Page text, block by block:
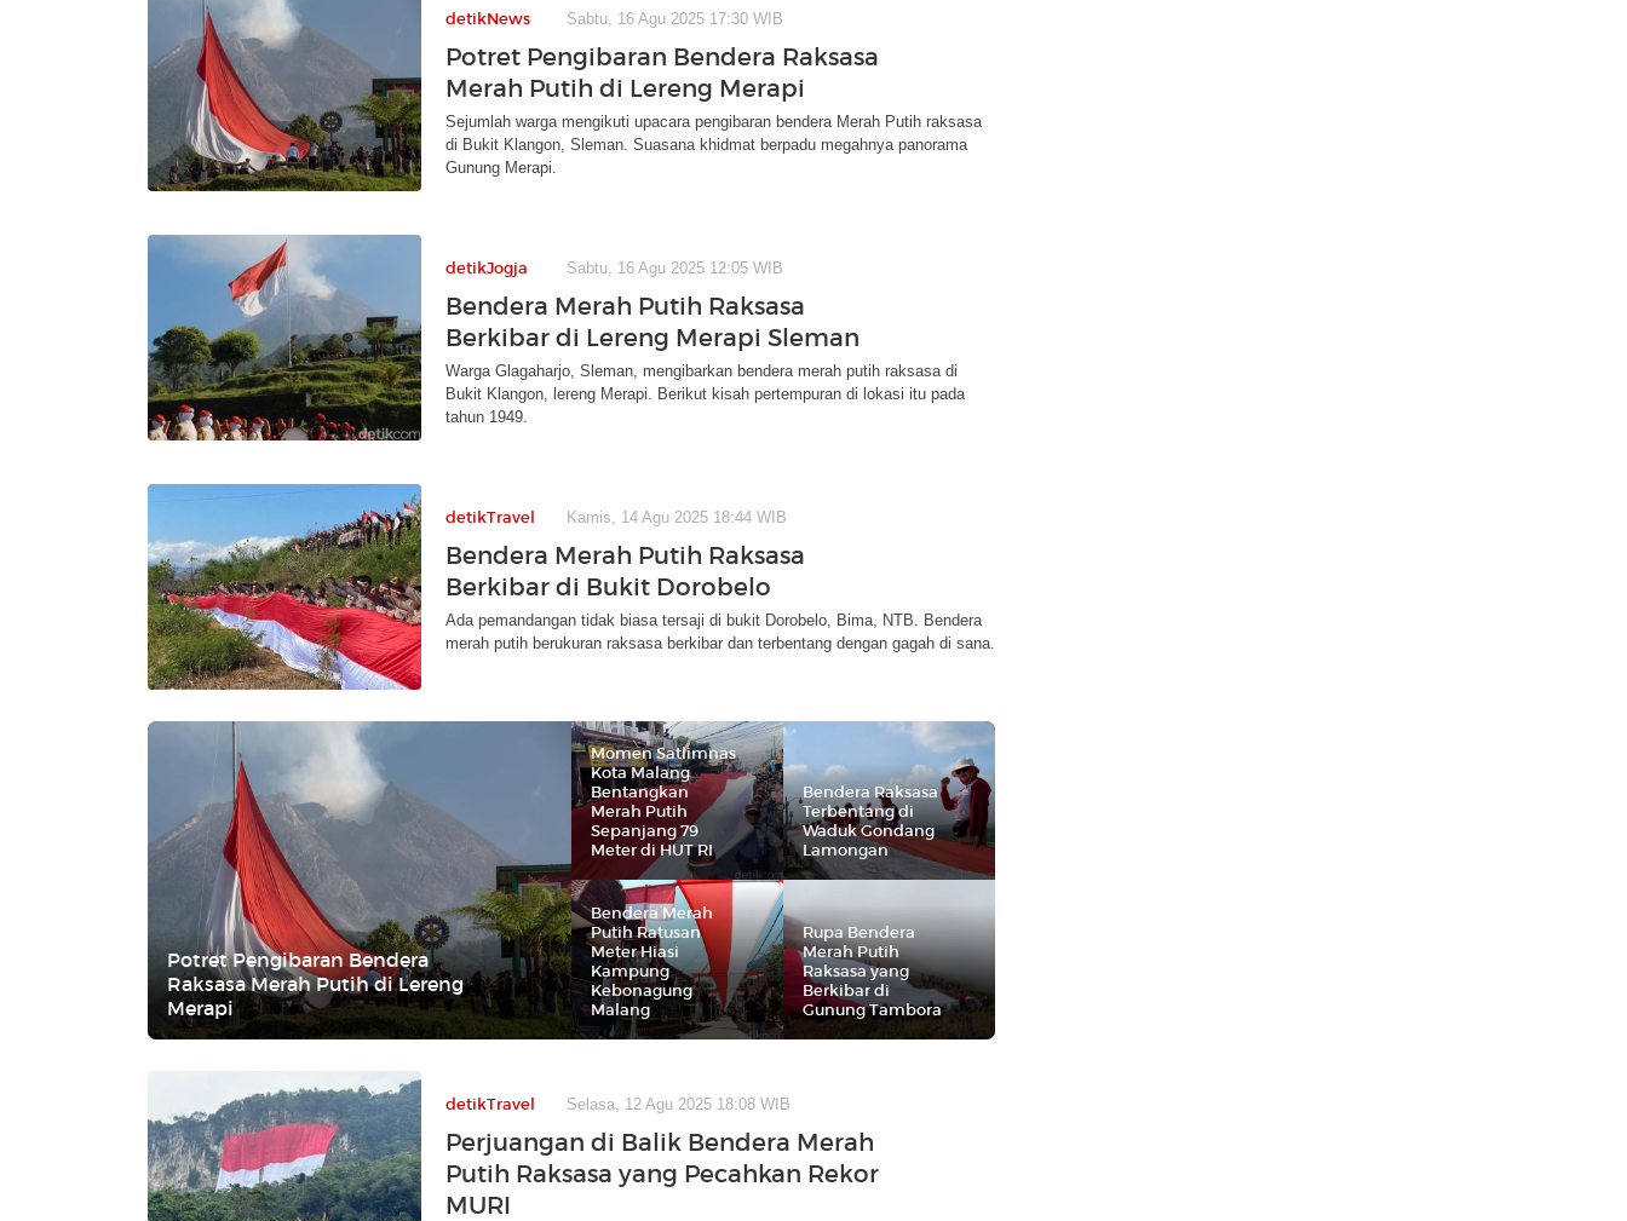
detikNews Sabtu, 16 Agu 2025 17:30 WIB
Potret Pengibaran Bendera Raksasa
Merah Putih di Lereng Merapi
Sejumlah warga mengikuti upacara pengibaran bendera Merah Putih raksasa
di Bukit Klangon, Sleman. Suasana khidmat berpadu megahnya panorama
Gunung Merapi.
detikJogja Sabtu, 16 Agu 2025 12:05 WIB
Bendera Merah Putih Raksasa
Berkibar di Lereng Merapi Sleman
Warga Glagaharjo, Sleman, mengibarkan bendera merah putih raksasa di
Bukit Klangon, lereng Merapi. Berikut kisah pertempuran di lokasi itu pada
tahun 1949.
detikTravel Kamis, 14 Agu 2025 18:44 WIB
Bendera Merah Putih Raksasa
Berkibar di Bukit Dorobelo
Ada pemandangan tidak biasa tersaji di bukit Dorobelo, Bima, NTB. Bendera
merah putih berukuran raksasa berkibar dan terbentang dengan gagah di sana.
Potret Pengibaran Bendera
Raksasa Merah Putih di Lereng
Merapi
Momen Satlimnas
Kota Malang
Bentangkan
Merah Putih
Sepanjang 79
Meter di HUT RI
Bendera Raksasa
Terbentang di
Waduk Gondang
Lamongan
Bendera Merah
Putih Ratusan
Meter Hiasi
Kampung
Kebonagung
Malang
Rupa Bendera
Merah Putih
Raksasa yang
Berkibar di
Gunung Tambora
detikTravel Selasa, 12 Agu 2025 18:08 WIB
Perjuangan di Balik Bendera Merah
Putih Raksasa yang Pecahkan Rekor
MURI